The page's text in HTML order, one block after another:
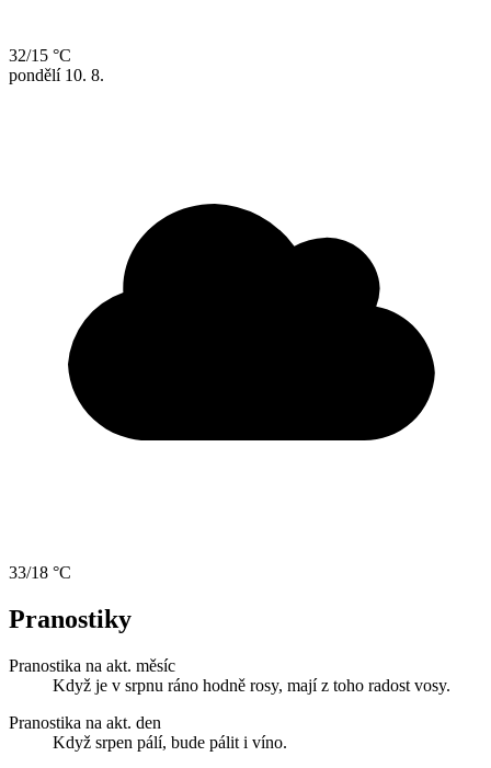
32/15 °C
pondělí 10. 8.
33/18 °C
Pranostiky
Pranostika na akt. měsíc
Když je v srpnu ráno hodně rosy, mají z toho radost vosy.
Pranostika na akt. den
Když srpen pálí, bude pálit i víno.